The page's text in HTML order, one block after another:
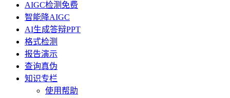
AIGC检测 免费
智能降AIGC
AI生成答辩PPT
格式检测
报告演示
查询真伪
知识专栏
使用帮助